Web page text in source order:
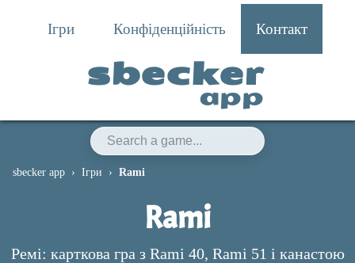
Ігри Конфіденційність Контакт
sbecker
app
sbecker app Ігри Rami
Rami
Ремі: карткова гра з Rami 40, Rami 51 і канастою